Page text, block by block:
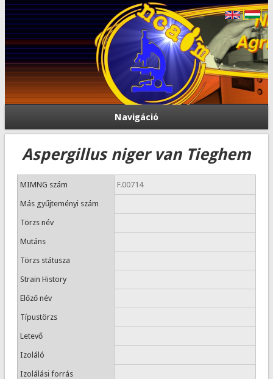
Navigáció
Aspergillus niger van Tieghem
MIMNG szám F.00714
Más gyűjteményi szám
Törzs név
Mutáns
Törzs státusza
Strain History
Előző név
Típustörzs
Letevő
Izoláló
Izolálási forrás